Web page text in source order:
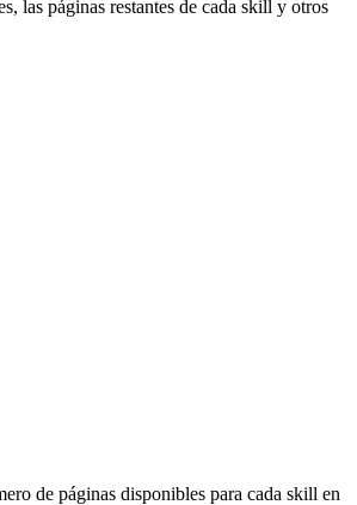
las páginas restantes de cada skill y otros
de páginas disponibles para cada skill en